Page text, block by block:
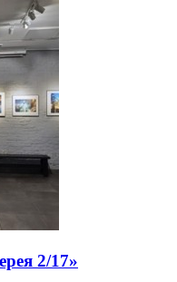
2/17»